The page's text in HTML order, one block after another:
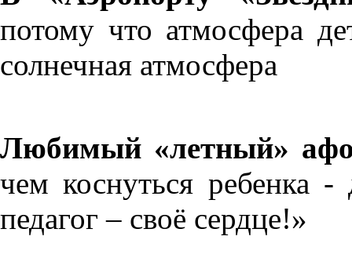
потому что атмосфера
солнечная атмосфера
Любимый «летный»
чем коснуться ребенка
педагог – своё сердце!»